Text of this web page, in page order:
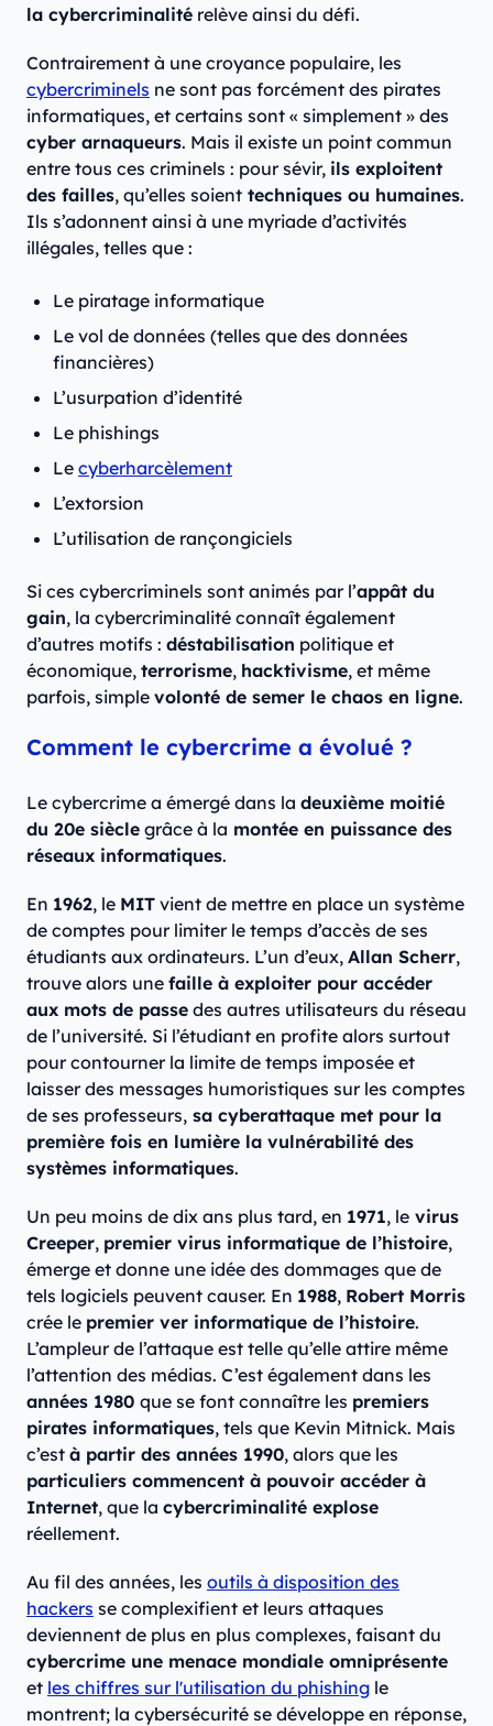
la cybercriminalité relève ainsi du défi.
Contrairement à une croyance populaire, les
cybercriminels ne sont pas forcément des pirates
informatiques, et certains sont « simplement » des
cyber arnaqueurs. Mais il existe un point commun
entre tous ces criminels : pour sévir, ils exploitent
des failles, qu’elles soient techniques ou humaines.
Ils s’adonnent ainsi à une myriade d’activités
illégales, telles que :
Le piratage informatique
Le vol de données (telles que des données
financières)
L’usurpation d’identité
Le phishings
Le cyberharcèlement
L’extorsion
L’utilisation de rançongiciels
Si ces cybercriminels sont animés par l’appât du
gain, la cybercriminalité connaît également
d’autres motifs : déstabilisation politique et
économique, terrorisme, hacktivisme, et même
parfois, simple volonté de semer le chaos en ligne.
Comment le cybercrime a évolué ?
Le cybercrime a émergé dans la deuxième moitié
du 20e siècle grâce à la montée en puissance des
réseaux informatiques.
En 1962, le MIT vient de mettre en place un système
de comptes pour limiter le temps d’accès de ses
étudiants aux ordinateurs. L’un d’eux, Allan Scherr,
trouve alors une faille à exploiter pour accéder
aux mots de passe des autres utilisateurs du réseau
de l’université. Si l’étudiant en profite alors surtout
pour contourner la limite de temps imposée et
laisser des messages humoristiques sur les comptes
de ses professeurs, sa cyberattaque met pour la
première fois en lumière la vulnérabilité des
systèmes informatiques.
Un peu moins de dix ans plus tard, en 1971, le virus
Creeper, premier virus informatique de l’histoire,
émerge et donne une idée des dommages que de
tels logiciels peuvent causer. En 1988, Robert Morris
crée le premier ver informatique de l’histoire.
L’ampleur de l’attaque est telle qu’elle attire même
l’attention des médias. C’est également dans les
années 1980 que se font connaître les premiers
pirates informatiques, tels que Kevin Mitnick. Mais
c’est à partir des années 1990, alors que les
particuliers commencent à pouvoir accéder à
Internet, que la cybercriminalité explose
réellement.
Au fil des années, les outils à disposition des
hackers se complexifient et leurs attaques
deviennent de plus en plus complexes, faisant du
cybercrime une menace mondiale omniprésente
et les chiffres sur l'utilisation du phishing le
montrent; la cybersécurité se développe en réponse,